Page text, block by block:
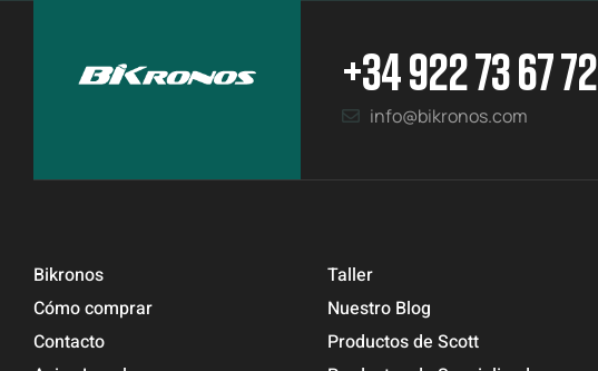
+34 922 73 67 72
info@bikronos.com
Bikronos
Cómo comprar
Contacto
Taller
Nuestro Blog
Productos de Scott